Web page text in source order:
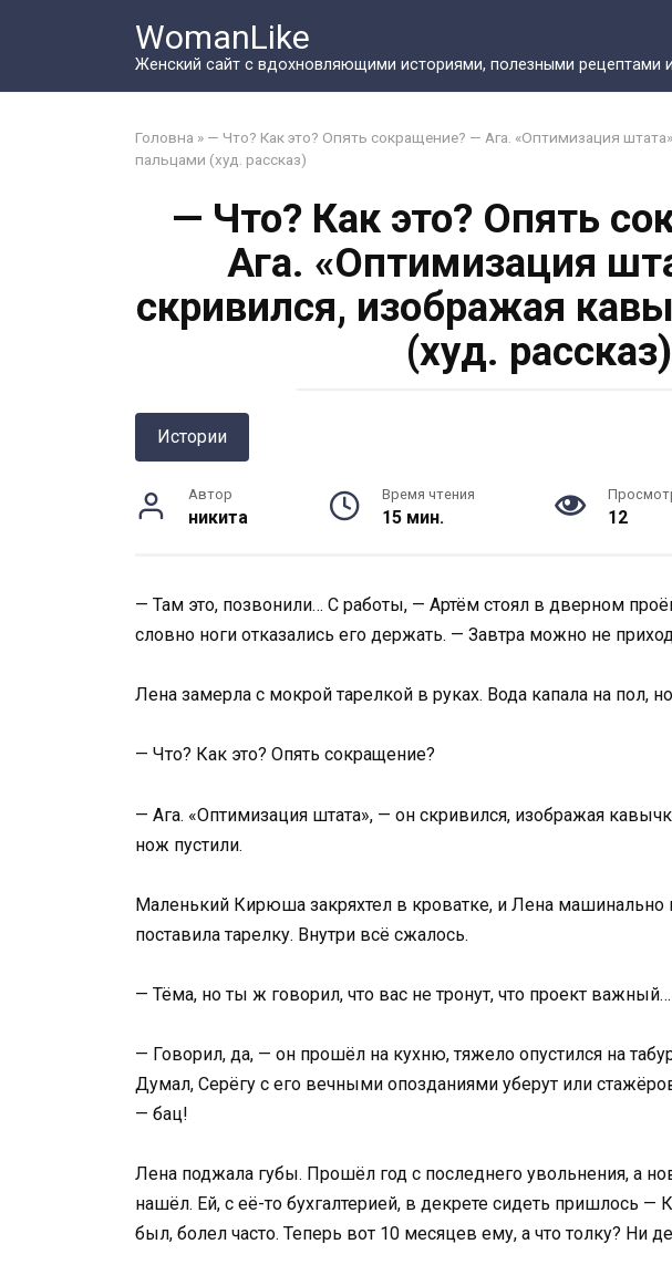
WomanLike
Женский сайт с вдохновляющими историями, полезными рецептами
Головна » — Что? Как это? Опять сокращение? — Ага. «Оптимизация
пальцами (худ. рассказ)
— Что? Как это? Опять
Ага. «Оптимизация
скривился, изображая
(худ. рассказ)
Истории
Автор
никита
Время чтения
15 мин. 12
— Там это, позвонили… С работы, — Артём стоял в дверном
словно ноги отказались его держать. — Завтра можно не
Лена замерла с мокрой тарелкой в руках. Вода капала на пол,
— Что? Как это? Опять сокращение?
— Ага. «Оптимизация штата», — он скривился, изображая
нож пустили.
Маленький Кирюша закряхтел в кроватке, и Лена машинально
поставила тарелку. Внутри всё сжалось.
— Тёма, но ты ж говорил, что вас не тронут, что проект важный…
— Говорил, да, — он прошёл на кухню, тяжело опустился на
Думал, Серёгу с его вечными опозданиями уберут или
— бац!
Лена поджала губы. Прошёл год с последнего увольнения, а
нашёл. Ей, с её-то бухгалтерией, в декрете сидеть пришлось
был, болел часто. Теперь вот 10 месяцев ему, а что толку? Ни